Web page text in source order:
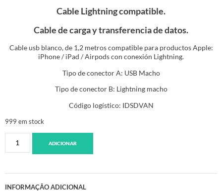
Cable Lightning compatible.
Cable de carga y transferencia de datos.
Cable usb blanco, de 1,2 metros compatible para productos Apple:
iPhone / iPad / Airpods con conexión Lightning.
Tipo de conector A: USB Macho
Tipo de conector B: Lightning macho
Código logístico: IDSDVAN
999 em stock
ADICIONAR
INFORMAÇÃO ADICIONAL